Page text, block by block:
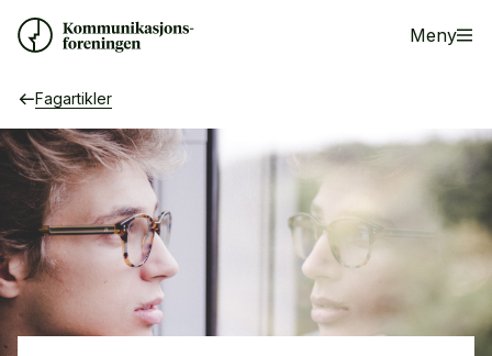
Meny
Fagartikler